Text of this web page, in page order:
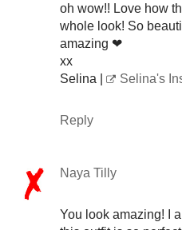
oh wow!! Love how
whole look! So
amazing ❤
xx
Selina |
Selina's
Reply
Naya Tilly
You look amazing! I